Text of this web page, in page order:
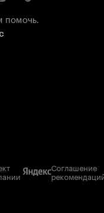
помочь.
Соглашение